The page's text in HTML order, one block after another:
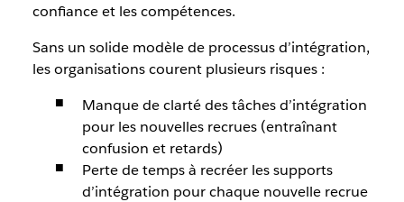
confiance et les compétences.
Sans un solide modèle de processus d’intégration,
les organisations courent plusieurs risques :
Manque de clarté des tâches d’intégration
pour les nouvelles recrues (entraînant
confusion et retards)
Perte de temps à recréer les supports
d’intégration pour chaque nouvelle recrue